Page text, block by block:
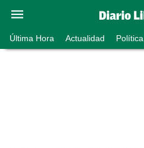
Última Hora Actualidad Política